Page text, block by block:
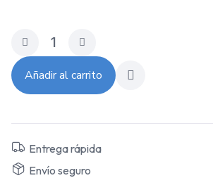
Añadir al carrito
Entrega rápida
Envío seguro